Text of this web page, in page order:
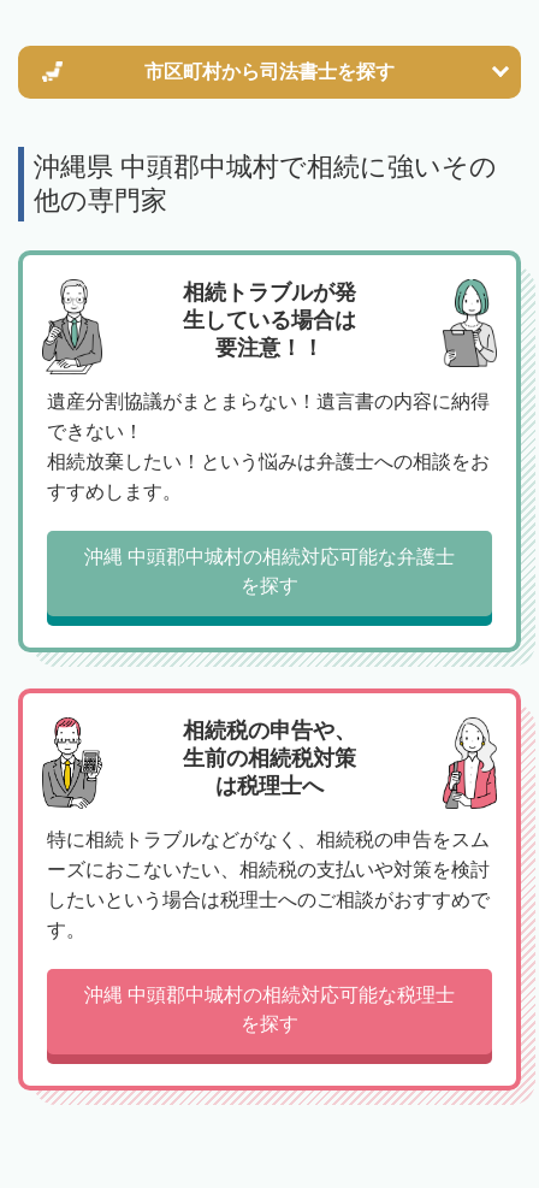
市区町村から司法書士を探す
沖縄県 中頭郡中城村で相続に強いその
他の専門家
相続トラブルが発
生している場合は
要注意！！
遺産分割協議がまとまらない！遺言書の内容に納得
できない！
相続放棄したい！という悩みは弁護士への相談をお
すすめします。
沖縄 中頭郡中城村の相続対応可能な弁護士
を探す
相続税の申告や、
生前の相続税対策
は税理士へ
特に相続トラブルなどがなく、相続税の申告をスム
ーズにおこないたい、相続税の支払いや対策を検討
したいという場合は税理士へのご相談がおすすめで
す。
沖縄 中頭郡中城村の相続対応可能な税理士
を探す